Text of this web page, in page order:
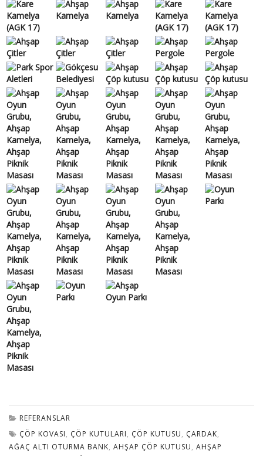
REFERANSLAR
ÇÖP KOVASI, ÇÖP KUTULARI, ÇÖP KUTUSU, ÇARDAK,
AĞAÇ ALTI OTURMA BANK, AHŞAP ÇÖP KUTUSU, AHŞAP